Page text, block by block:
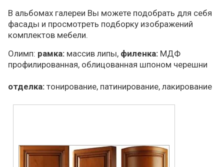
В альбомах галереи Вы можете подобрать для себя
фасады и просмотреть подборку изображений
комплектов мебели.
Олимп: рамка: массив липы, филенка: МДФ
профилированная, облицованная шпоном черешни
отделка: тонирование, патинирование, лакирование